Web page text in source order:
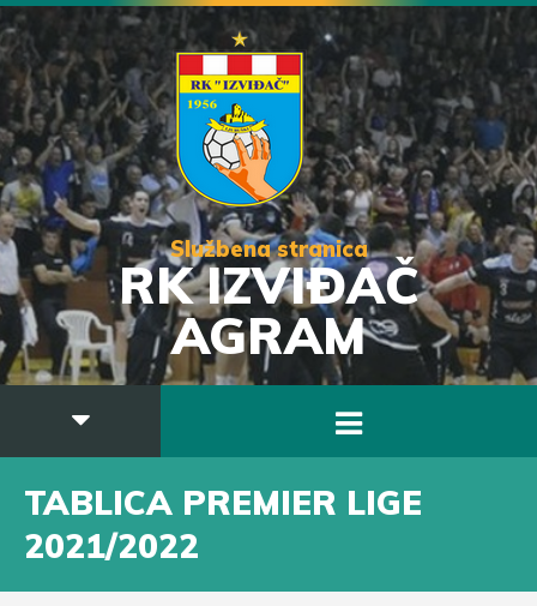
Službena stranica
RK IZVIĐAČ
AGRAM
TABLICA PREMIER LIGE
2021/2022